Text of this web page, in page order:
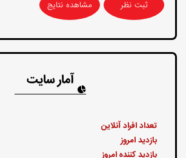
مشاهده نتایج
آمار سایت
تعداد افراد آنلاین
بازدید امروز
بازدید کننده امروز